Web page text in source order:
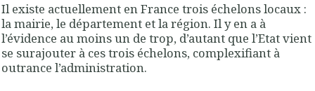
Il existe actuellement en France trois échelons locaux :
la mairie, le département et la région. Il y en a à
l’évidence au moins un de trop, d’autant que l’Etat vient
se surajouter à ces trois échelons, complexifiant à
outrance l’administration.